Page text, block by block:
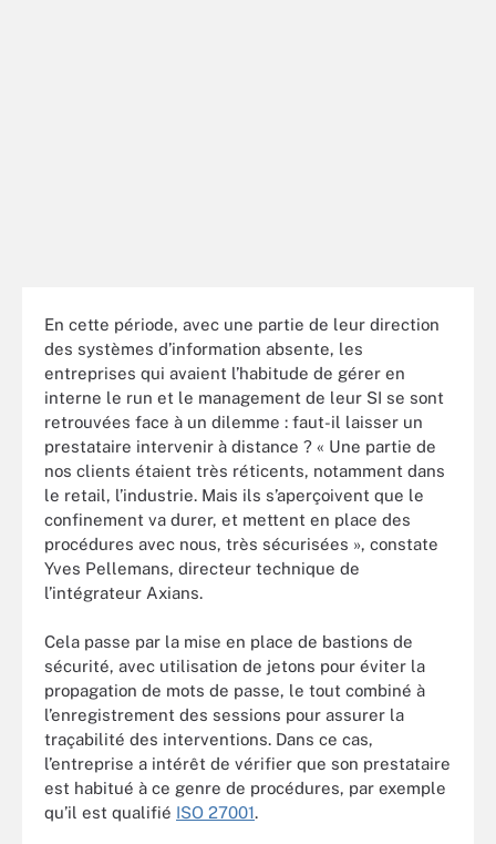
En cette période, avec une partie de leur direction
des systèmes d’information absente, les
entreprises qui avaient l’habitude de gérer en
interne le run et le management de leur SI se sont
retrouvées face à un dilemme : faut-il laisser un
prestataire intervenir à distance ? « Une partie de
nos clients étaient très réticents, notamment dans
le retail, l’industrie. Mais ils s’aperçoivent que le
confinement va durer, et mettent en place des
procédures avec nous, très sécurisées », constate
Yves Pellemans, directeur technique de
l’intégrateur Axians.
Cela passe par la mise en place de bastions de
sécurité, avec utilisation de jetons pour éviter la
propagation de mots de passe, le tout combiné à
l’enregistrement des sessions pour assurer la
traçabilité des interventions. Dans ce cas,
l’entreprise a intérêt de vérifier que son prestataire
est habitué à ce genre de procédures, par exemple
qu’il est qualifié ISO 27001.